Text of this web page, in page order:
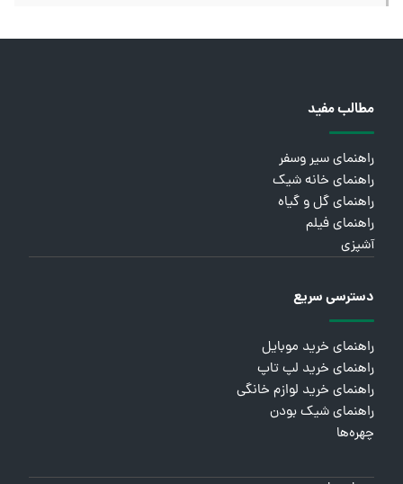
مطالب مفید
راهنمای سیر وسفر
راهنمای خانه شیک
راهنمای گل و گیاه
راهنمای فیلم
آشپزی
دسترسی سریع
راهنمای خرید موبایل
راهنمای خرید لپ تاپ
راهنمای خرید لوازم خانگی
راهنمای شیک بودن
چهره‌ها